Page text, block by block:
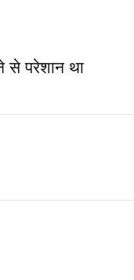
से परेशान था